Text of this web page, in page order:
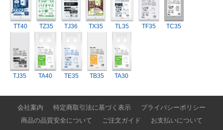
TT40 TZ35 TJ36 TX35 TL35 TF35 TC35
TJ35 TA40 TE35 TB35 TA30
会社案内 特定商取引法に基づく表示
プライバシーポリシー
商品の品質安全について
ご注文ガイド
お支払いについて